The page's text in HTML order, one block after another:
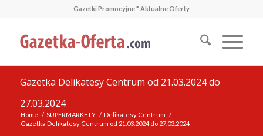
Gazetki Promocyjne * Aktualne Oferty
Gazetka Delikatesy Centrum od 21.03.2024 do
27.03.2024
Home / SUPERMARKETY / Delikatesy Centrum /
Gazetka Delikatesy Centrum od 21.03.2024 do 27.03.2024